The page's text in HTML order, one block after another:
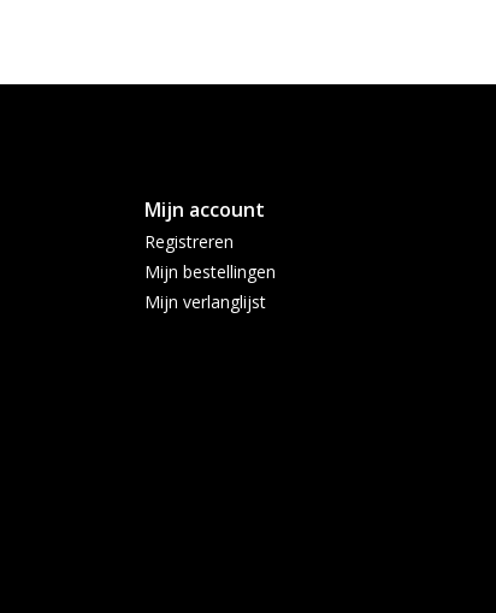
Mijn account
Registreren
Mijn bestellingen
Mijn verlanglijst